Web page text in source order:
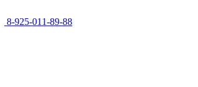
8-925-011-89-88